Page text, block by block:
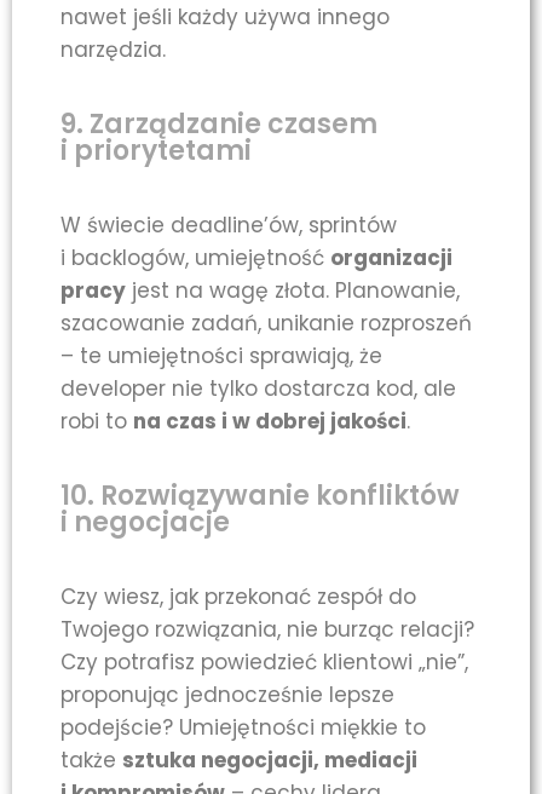
nawet jeśli każdy używa innego
narzędzia.
9. Zarządzanie czasem
i priorytetami
W świecie deadline’ów, sprintów
i backlogów, umiejętność organizacji
pracy jest na wagę złota. Planowanie,
szacowanie zadań, unikanie rozproszeń
– te umiejętności sprawiają, że
developer nie tylko dostarcza kod, ale
robi to na czas i w dobrej jakości.
10. Rozwiązywanie konfliktów
i negocjacje
Czy wiesz, jak przekonać zespół do
Twojego rozwiązania, nie burząc relacji?
Czy potrafisz powiedzieć klientowi „nie”,
proponując jednocześnie lepsze
podejście? Umiejętności miękkie to
także sztuka negocjacji, mediacji